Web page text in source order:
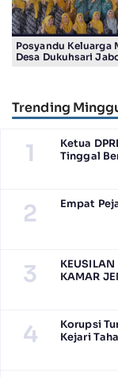
Posyandu Keluarga
Desa Dukuhsari
Trending
1
Ketua
Tinggal
2 Empat
3
KEUSILAN
KAMAR
4
Korupsi
Kejari